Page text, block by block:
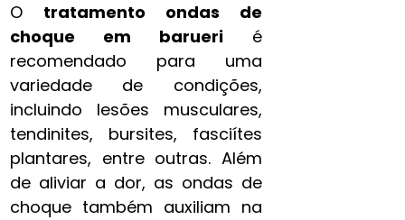
O tratamento ondas de
choque em baruerié
recomendado para uma
variedade de condições,
incluindo lesões musculares,
tendinites, bursites, fasciítes
plantares, entre outras. Além
de aliviar a dor, as ondas de
choque também auxiliam na